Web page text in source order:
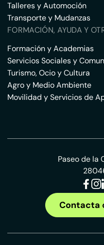
Talleres y Automoción
Transporte y Mudanzas
FORMACIÓN, AYUDA Y
Formación y Academias
Servicios Sociales y
Turismo, Ocio y Cultura
Agro y Medio Ambiente
Movilidad y Servicios de
Paseo de la
Contacta